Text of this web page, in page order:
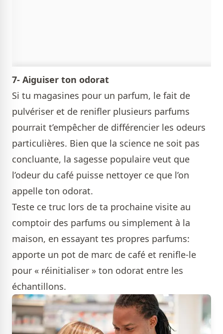
7- Aiguiser ton odorat
Si tu magasines pour un parfum, le fait de
pulvériser et de renifler plusieurs parfums
pourrait t’empêcher de différencier les odeurs
particulières. Bien que la science ne soit pas
concluante, la sagesse populaire veut que
l’odeur du café puisse nettoyer ce que l’on
appelle ton odorat.
Teste ce truc lors de ta prochaine visite au
comptoir des parfums ou simplement à la
maison, en essayant tes propres parfums:
apporte un pot de marc de café et renifle-le
pour « réinitialiser » ton odorat entre les
échantillons.